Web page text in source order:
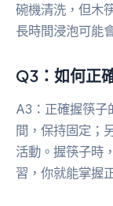
碗機清洗，但木
長時間浸泡可能
Q3：如何正
A3：正確握筷子
間，保持固定；
活動。握筷子時
習，你就能掌握